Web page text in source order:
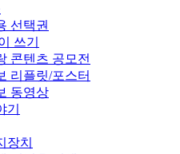
선택권
쓰기
콘텐츠 공모전
리플릿/포스터
동영상
기
장치